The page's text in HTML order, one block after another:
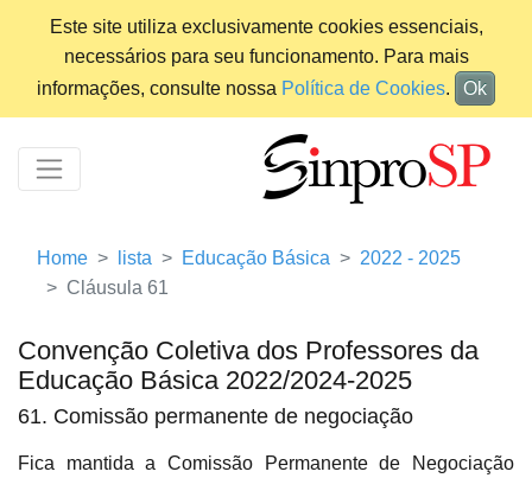
Este site utiliza exclusivamente cookies essenciais,
necessários para seu funcionamento. Para mais
informações, consulte nossa Política de Cookies. Ok
Home lista Educação Básica
2022 - 2025
Cláusula 61
Convenção Coletiva dos Professores da
Educação Básica 2022/2024-2025
61. Comissão permanente de negociação
Fica mantida a Comissão Permanente de Negociação